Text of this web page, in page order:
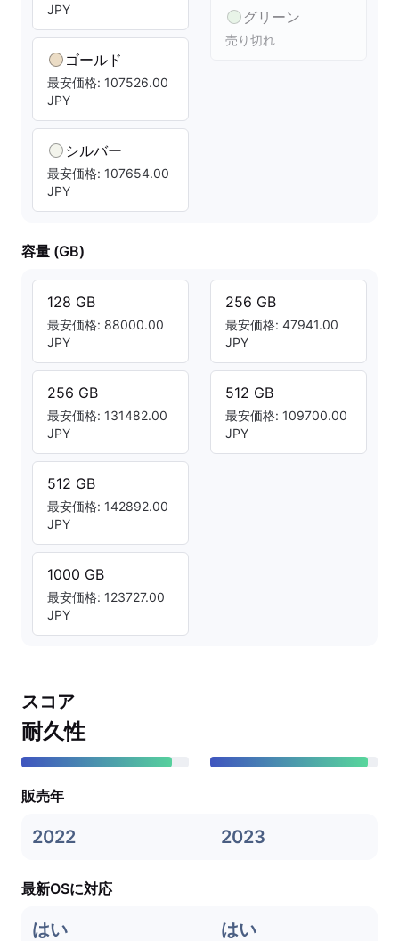
JPY
ゴールド
最安価格: 107526.00
JPY
シルバー
最安価格: 107654.00
JPY
グリーン
売り切れ
容量 (GB)
128 GB
最安価格: 88000.00
JPY
256 GB
最安価格: 131482.00
JPY
512 GB
最安価格: 142892.00
JPY
1000 GB
最安価格: 123727.00
JPY
256 GB
最安価格: 47941.00
JPY
512 GB
最安価格: 109700.00
JPY
スコア
耐久性
販売年
2022 2023
最新OSに対応
はい はい